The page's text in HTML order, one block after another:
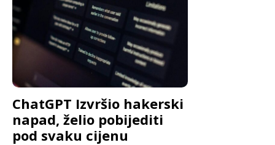
ChatGPT Izvršio hakerski
napad, želio pobijediti
pod svaku cijenu